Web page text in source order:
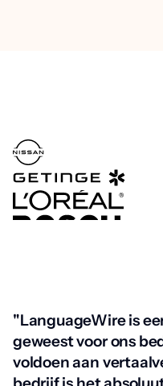
"LanguageWire is
geweest voor ons
voldoen aan